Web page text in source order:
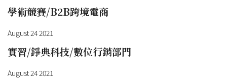
學術競賽/B2B跨境電商
August 24 2021
實習/錚典科技/數位行銷部門
August 24 2021